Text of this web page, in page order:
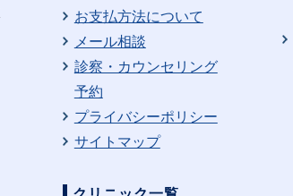
お支払方法について
メール相談
診察・カウンセリング
予約
プライバシーポリシー
サイトマップ